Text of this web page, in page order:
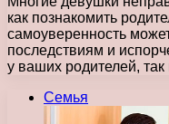
как познакомить
самоуверенность
последствиям и
у ваших родителей,
Семья